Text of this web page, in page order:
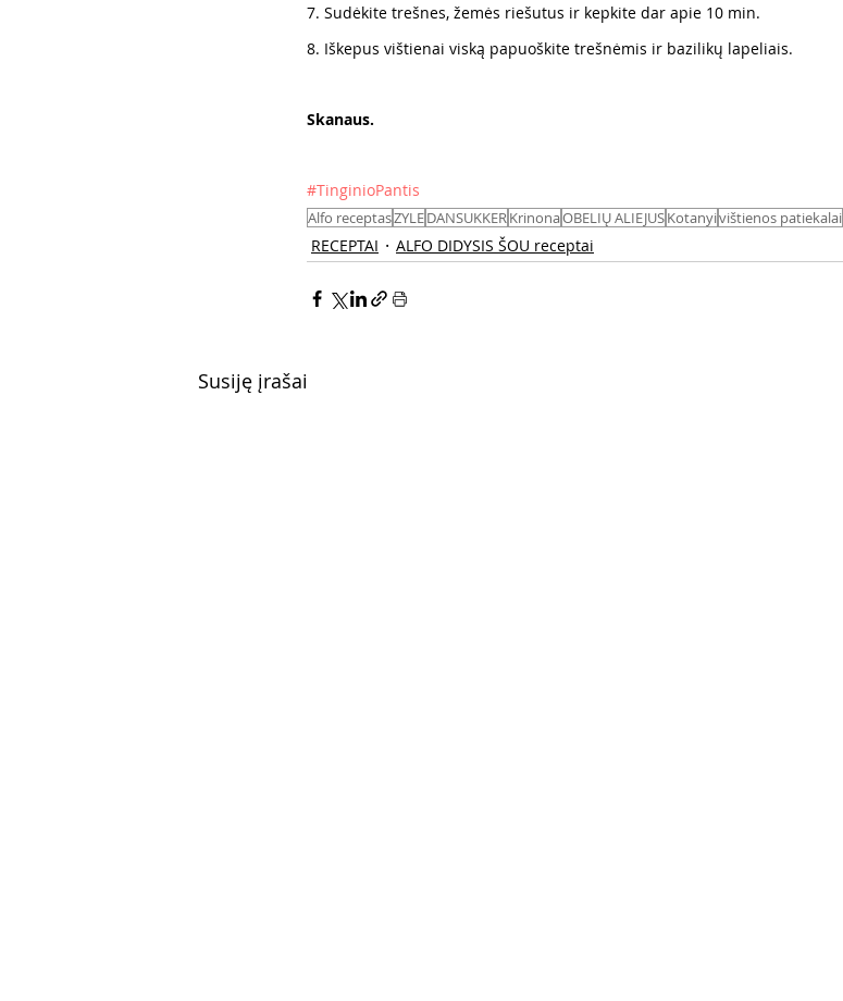
7. Sudėkite trešnes, žemės riešutus ir kepkite dar apie 10 min.
8. Iškepus vištienai viską papuoškite trešnėmis ir bazilikų lapeliais.
Skanaus.
#TinginioPantis
Alfo receptasZYLEDANSUKKERKrinonaOBELIŲ ALIEJUSKotanyivištienos patiekalai
RECEPTAI ALFO DIDYSIS ŠOU receptai
Susiję įrašai